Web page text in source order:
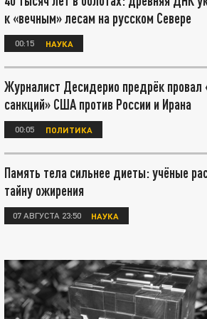
к «вечным» лесам на русском Севере
00:15 НАУКА
Журналист Десидерио предрёк провал
санкций» США против России и Ирана
00:05 ПОЛИТИКА
Память тела сильнее диеты: учёные
тайну ожирения
07 АВГУСТА 23:50 НАУКА